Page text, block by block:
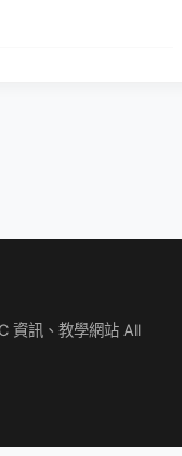
資訊、教學網站 All